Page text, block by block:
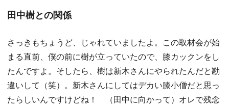
田中樹との関係
さっきもちょうど、じゃれていましたよ。この取材会が始
まる直前、僕の前に樹が立っていたので、膝カックンをし
たんですよ。そしたら、樹は新木さんにやられたんだと勘
違いして（笑）。新木さんにしてはデカい膝小僧だと思っ
たらしいんですけどね！ （田中に向かって）オレで残念